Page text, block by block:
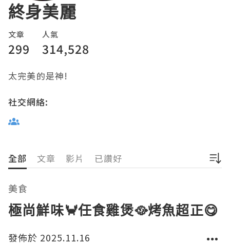
終身美麗
文章
299
人氣
314,528
太完美的是神!
社交網絡:
全部 文章 影片 已讚好
美食
極尚鮮味🦀任食雞煲🥘烤魚超正😋
發佈於 2025.11.16